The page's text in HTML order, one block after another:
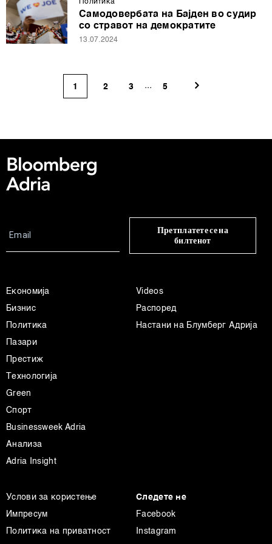
Политика
Самодовербата на Бајден во судир
со стравот на демократите
13.07.2024
1 2 3 ... 5
Претплатете се на
билтенот
Економија
Бизнис
Политика
Пазари
Престиж
Технологија
Green
Спорт
Businessweek Adria
Анализа
Adria Insight
Videos
Распоред
Настани на Блумберг Адрија
Услови за користење
Импресум
Политика на приватност
Следете не
Facebook
Instagram